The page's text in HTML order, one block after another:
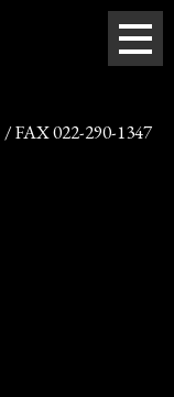
/ FAX 022-290-1347